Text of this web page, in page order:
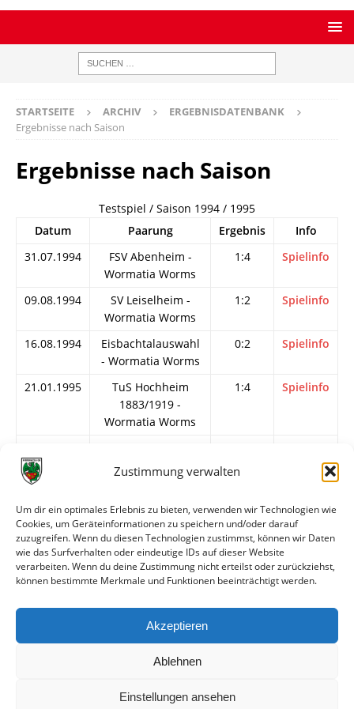
Zustimmung verwalten
Um dir ein optimales Erlebnis zu bieten, verwenden wir Technologien wie
Cookies, um Geräteinformationen zu speichern und/oder darauf
zuzugreifen. Wenn du diesen Technologien zustimmst, können wir Daten
wie das Surfverhalten oder eindeutige IDs auf dieser Website
verarbeiten. Wenn du deine Zustimmung nicht erteilst oder zurückziehst,
können bestimmte Merkmale und Funktionen beeinträchtigt werden.
Akzeptieren
Ablehnen
Einstellungen ansehen
STARTSEITE ARCHIV
ERGEBNISDATENBANK
Ergebnisse nach Saison
Ergebnisse nach Saison
Testspiel / Saison 1994 / 1995
Datum
Paarung Ergebnis
Info
31.07.1994
FSV Abenheim -
Wormatia Worms
1:4 Spielinfo
09.08.1994
SV Leiselheim -
Wormatia Worms
1:2 Spielinfo
16.08.1994
Eisbachtalauswahl
- Wormatia Worms
0:2 Spielinfo
21.01.1995
TuS Hochheim
1883/1919 -
Wormatia Worms
1:4 Spielinfo
TSV Viernheim
SC Hauenstein
11.04.1995
TuS Neuhausen -
Wormatia Worms
2:0 Spielinfo
26.05.1995
Wormatia Worms -
1:1 Spielinfo
Wormatia Worms -